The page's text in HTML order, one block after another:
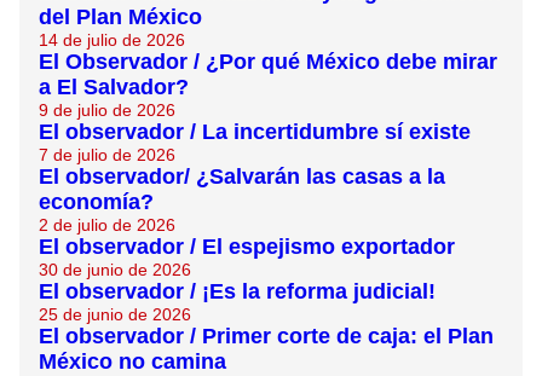
del Plan México
14 de julio de 2026
El Observador / ¿Por qué México debe mirar
a El Salvador?
9 de julio de 2026
El observador / La incertidumbre sí existe
7 de julio de 2026
El observador/ ¿Salvarán las casas a la
economía?
2 de julio de 2026
El observador / El espejismo exportador
30 de junio de 2026
El observador / ¡Es la reforma judicial!
25 de junio de 2026
El observador / Primer corte de caja: el Plan
México no camina